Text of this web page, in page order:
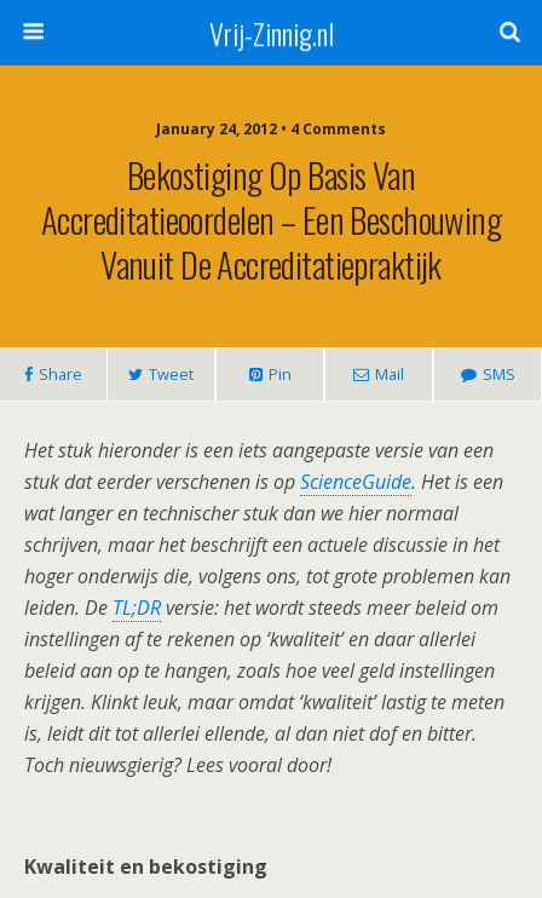
Vrij-Zinnig.nl
January 24, 2012 • 4 Comments
Bekostiging Op Basis Van
Accreditatieoordelen – Een Beschouwing
Vanuit De Accreditatiepraktijk
Share Tweet Pin Mail SMS
Het stuk hieronder is een iets aangepaste versie van een
stuk dat eerder verschenen is opScienceGuide. Het is een
wat langer en technischer stuk dan we hier normaal
schrijven, maar het beschrijft een actuele discussie in het
hoger onderwijs die, volgens ons, tot grote problemen kan
leiden. De TL;DRversie: het wordt steeds meer beleid om
instellingen af te rekenen op ‘kwaliteit’ en daar allerlei
beleid aan op te hangen, zoals hoe veel geld instellingen
krijgen. Klinkt leuk, maar omdat ‘kwaliteit’ lastig te meten
is, leidt dit tot allerlei ellende, al dan niet dof en bitter.
Toch nieuwsgierig? Lees vooral door!
Kwaliteit en bekostiging